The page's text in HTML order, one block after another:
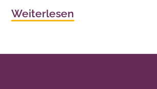
Weiterlesen